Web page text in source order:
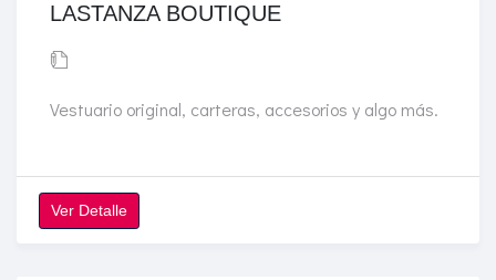
LASTANZA BOUTIQUE
Vestuario original, carteras, accesorios y algo más.
Ver Detalle